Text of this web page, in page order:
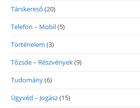
Társkereső (20)
Telefon – Mobil(5)
Történelem (3)
Tőzsde – Részvények(9)
Tudomány(6)
Ügyvéd – Jogász(15)